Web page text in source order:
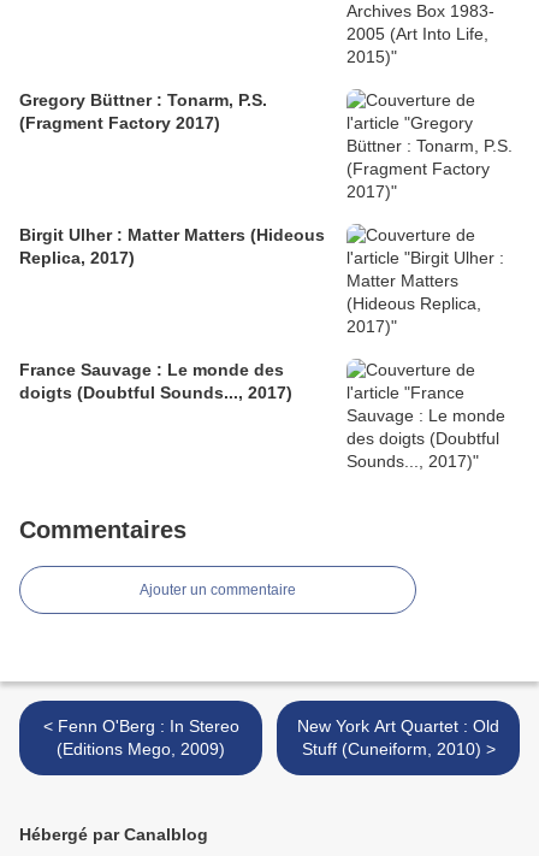
Gregory Büttner : Tonarm, P.S.
(Fragment Factory 2017)
Birgit Ulher : Matter Matters (Hideous
Replica, 2017)
France Sauvage : Le monde des
doigts (Doubtful Sounds..., 2017)
Commentaires
Ajouter un commentaire
< Fenn O'Berg : In Stereo
(Editions Mego, 2009)
New York Art Quartet : Old
Stuff (Cuneiform, 2010) >
Hébergé par Canalblog